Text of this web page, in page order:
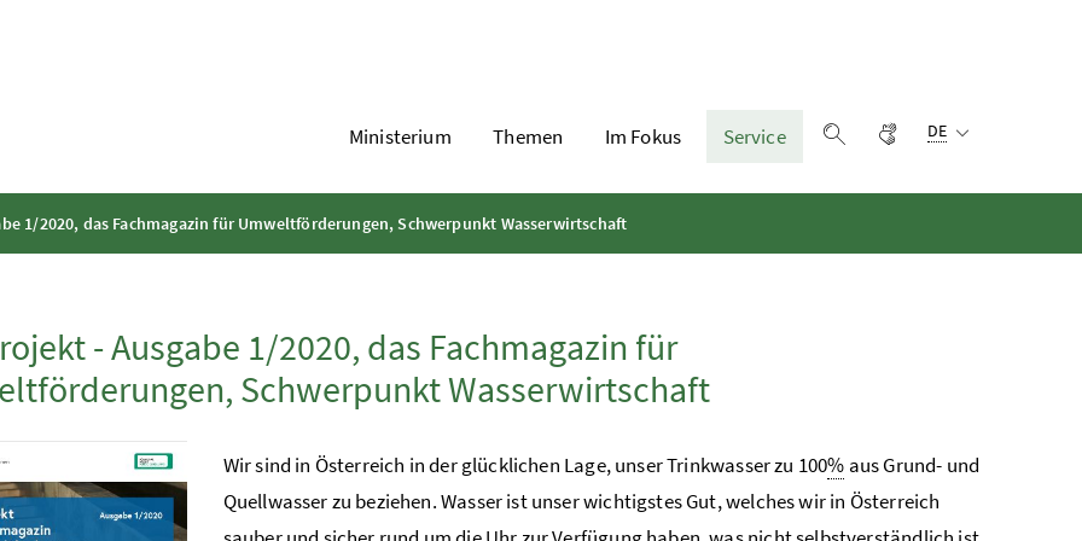
Ministerium Themen Im Fokus
Service
Gebärdensprache
DE
1/2020, das Fachmagazin für Umweltförderungen, Schwerpunkt Wasserwirtschaft
- Ausgabe 1/2020, das Fachmagazin für
Schwerpunkt Wasserwirtschaft
Wir sind in Österreich in der glücklichen Lage, unser Trinkwasser zu 100% aus Grund- und
Quellwasser zu beziehen. Wasser ist unser wichtigstes Gut, welches wir in Österreich